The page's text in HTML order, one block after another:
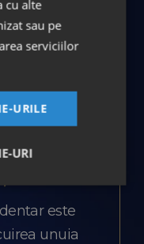
oferă soluții
până
orală.
este
unuia
cu alte
sau pe
serviciilor
URILE
URI